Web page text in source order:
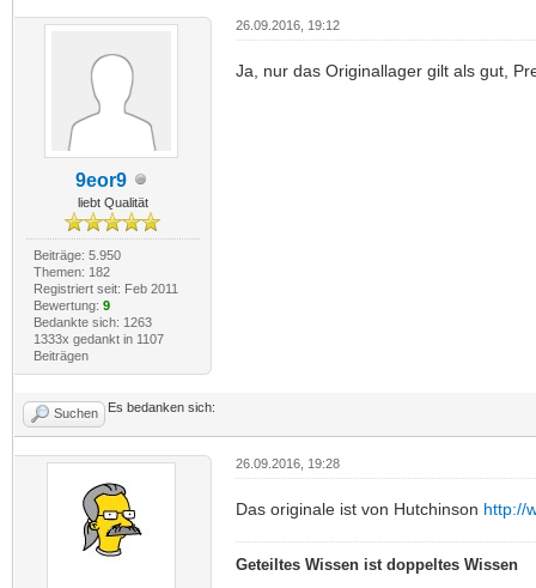
9eor9
liebt Qualität
Beiträge: 5.950
Themen: 182
Registriert seit: Feb 2011
Bewertung: 9
Bedankte sich: 1263
1333x gedankt in 1107
Beiträgen
26.09.2016, 19:12
Ja, nur das Originallager gilt als gut,
Suchen Es bedanken sich:
26.09.2016, 19:28
Das originale ist von Hutchinson http://
Geteiltes Wissen ist doppeltes Wissen